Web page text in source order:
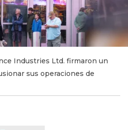
Industries Ltd. firmaron un
sus operaciones de